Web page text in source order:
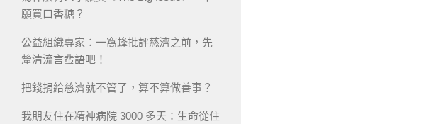
願買口香糖？
公益組織專家：一窩蜂批評慈濟之前，先
釐清流言蜚語吧！
把錢捐給慈濟就不管了，算不算做善事？
我朋友住在精神病院 3000 多天：生命從住